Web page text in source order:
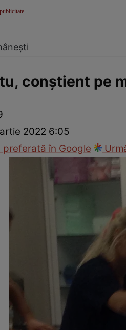
conștient pe
2022 6:05
în Google